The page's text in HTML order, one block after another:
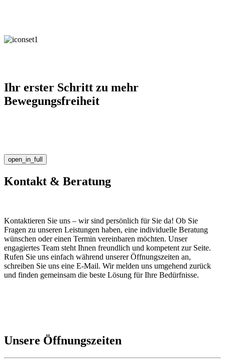
Ihr erster Schritt zu mehr
Bewegungsfreiheit
open_in_full
Kontakt & Beratung
Kontaktieren Sie uns – wir sind persönlich für Sie da! Ob Sie
Fragen zu unseren Leistungen haben, eine individuelle Beratung
wünschen oder einen Termin vereinbaren möchten. Unser
engagiertes Team steht Ihnen freundlich und kompetent zur Seite.
Rufen Sie uns einfach während unserer Öffnungszeiten an,
schreiben Sie uns eine E-Mail. Wir melden uns umgehend zurück
und finden gemeinsam die beste Lösung für Ihre Bedürfnisse.
Unsere Öffnungszeiten